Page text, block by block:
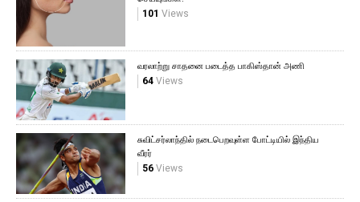
101 Views
வரலாற்று சாதனை படைத்த பாகிஸ்தான் அணி
64Views
சுவிட்சர்லாந்தில் நடைபெறவுள்ள போட்டியில் இந்திய
வீரர்
56Views